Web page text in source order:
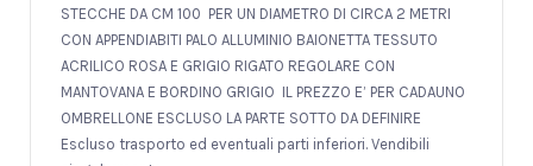
STECCHE DA CM 100 PER UN DIAMETRO DI CIRCA 2 METRI
CON APPENDIABITI PALO ALLUMINIO BAIONETTA TESSUTO
ACRILICO ROSA E GRIGIO RIGATO REGOLARE CON
MANTOVANA E BORDINO GRIGIO IL PREZZO E’ PER CADAUNO
OMBRELLONE ESCLUSO LA PARTE SOTTO DA DEFINIRE
Escluso trasporto ed eventuali parti inferiori. Vendibili